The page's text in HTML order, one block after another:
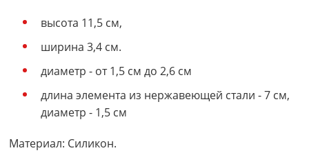
высота 11,5 см,
ширина 3,4 см.
диаметр - от 1,5 см до 2,6 см
длина элемента из нержавеющей стали - 7 см,
диаметр - 1,5 см
Материал: Силикон.